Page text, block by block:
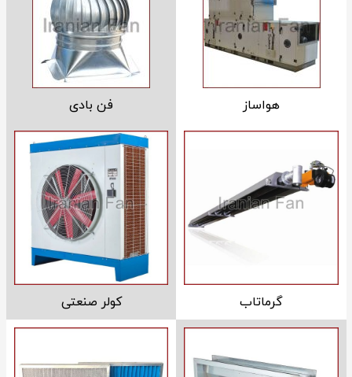
فن بادی هواساز
کولر صنعتی گرماتاب